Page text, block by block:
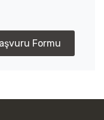
Formu